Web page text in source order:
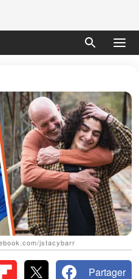
jstacybarr
Partager